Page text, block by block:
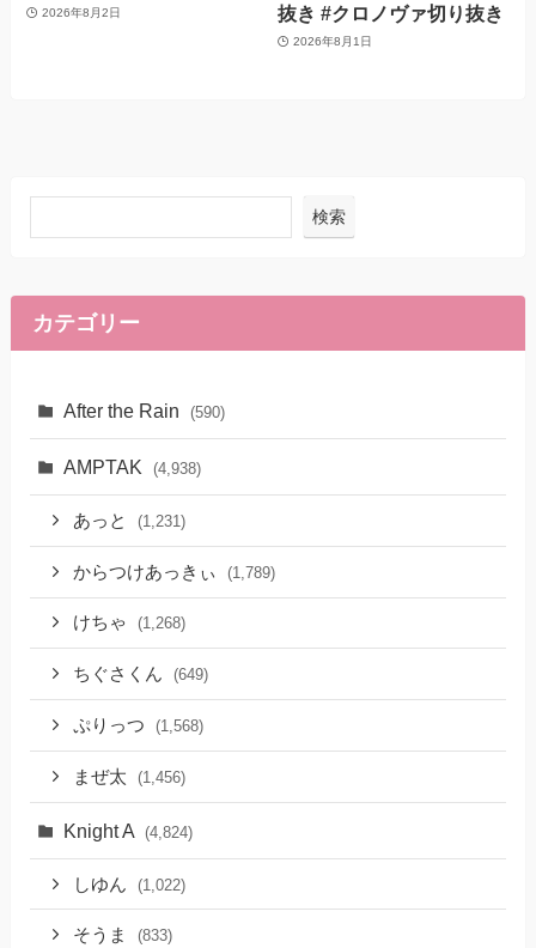
2026年8月2日
抜き #クロノヴァ切り抜き
2026年8月1日
検索
カテゴリー
After the Rain (590)
AMPTAK (4,938)
あっと (1,231)
からつけあっきぃ (1,789)
けちゃ (1,268)
ちぐさくん (649)
ぷりっつ (1,568)
まぜ太 (1,456)
Knight A (4,824)
しゆん (1,022)
そうま (833)